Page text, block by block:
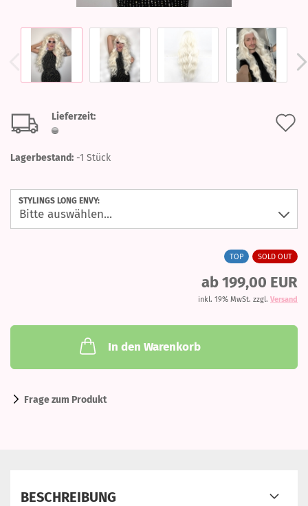
Lieferzeit:
Lagerbestand: -1 Stück
STYLINGS LONG ENVY:
TOP SOLD OUT
ab 199,00 EUR
inkl. 19% MwSt. zzgl. Versand
In den Warenkorb
Frage zum Produkt
BESCHREIBUNG